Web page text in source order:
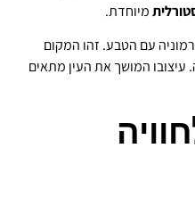
מיוחדת.
עם הטבע. זהו המקום
עיצובו המושך את העין מתאים